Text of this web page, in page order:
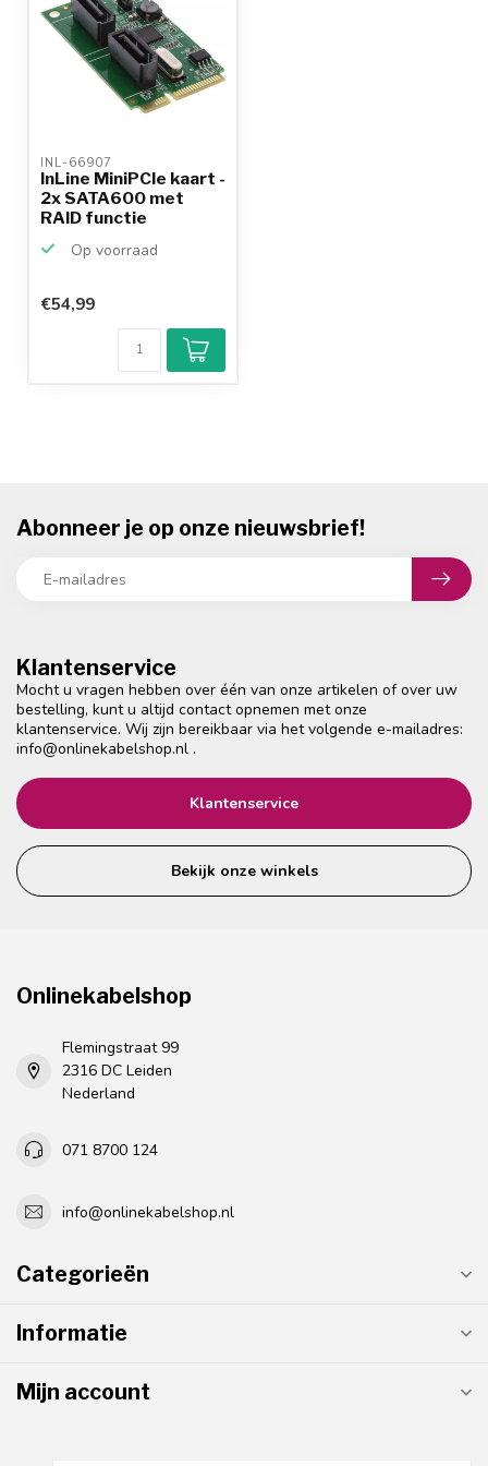
INL-66907
InLine MiniPCIe kaart -
2x SATA600 met
RAID functie
Op voorraad
€54,99
Klantenservice
Mocht u vragen hebben over één van onze artikelen of over uw
bestelling, kunt u altijd contact opnemen met onze
klantenservice. Wij zijn bereikbaar via het volgende e-mailadres:
info@onlinekabelshop.nl .
Klantenservice
Bekijk onze winkels
Abonneer je op onze nieuwsbrief!
Onlinekabelshop
Flemingstraat 99
2316 DC Leiden
Nederland
071 8700 124
info@onlinekabelshop.nl
Categorieën
Informatie
Mijn account